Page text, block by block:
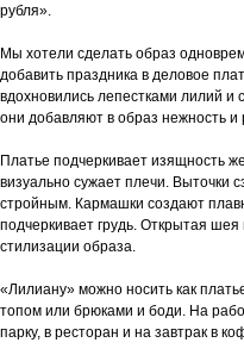
рубля».
Мы хотели сделать образ
добавить праздника в деловое
вдохновились лепестками лилий
они добавляют в образ нежность и
Платье подчеркивает изящность
визуально сужает плечи. Выточки
стройным. Кармашки создают
подчеркивает грудь. Открытая шея
стилизации образа.
«Лилиану» можно носить как
топом или брюками и боди. На
парку, в ресторан и на завтрак в